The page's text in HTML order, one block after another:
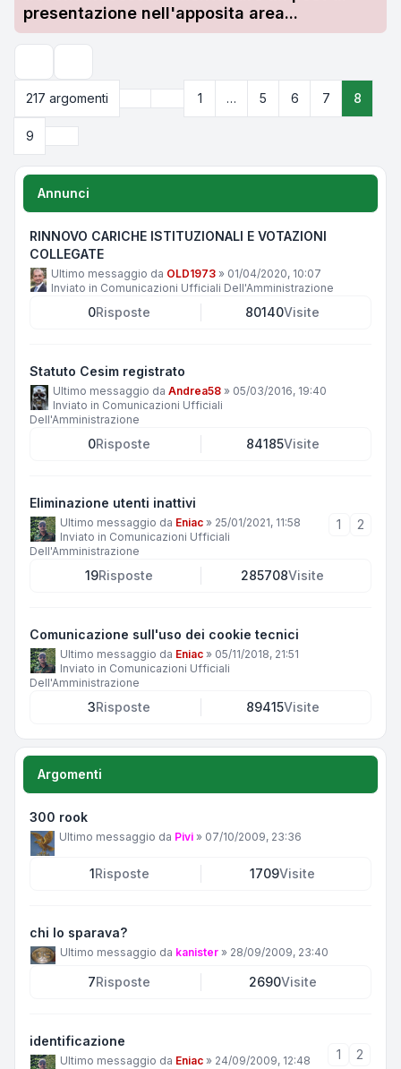
presentazione nell'apposita area...
217 argomenti
Pagina8di9
Precedente
1 … 5 6 7 8
9
Annunci
RINNOVO CARICHE ISTITUZIONALI E VOTAZIONI
COLLEGATE
Ultimo messaggio da OLD1973 » 01/04/2020, 10:07
Inviato in Comunicazioni Ufficiali Dell'Amministrazione
0Risposte 80140Visite
Statuto Cesim registrato
Ultimo messaggio da Andrea58 » 05/03/2016, 19:40
Inviato in Comunicazioni Ufficiali
Dell'Amministrazione
0Risposte 84185Visite
Eliminazione utenti inattivi
Ultimo messaggio da Eniac » 25/01/2021, 11:58
Inviato in Comunicazioni Ufficiali
Dell'Amministrazione
1 2
19Risposte 285708Visite
Comunicazione sull'uso dei cookie tecnici
Ultimo messaggio da Eniac » 05/11/2018, 21:51
Inviato in Comunicazioni Ufficiali
Dell'Amministrazione
3Risposte 89415Visite
Argomenti
300 rook
Ultimo messaggio da Pivi » 07/10/2009, 23:36
1Risposte 1709Visite
chi lo sparava?
Ultimo messaggio da kanister » 28/09/2009, 23:40
7Risposte 2690Visite
identificazione
Ultimo messaggio da Eniac » 24/09/2009, 12:48 1 2